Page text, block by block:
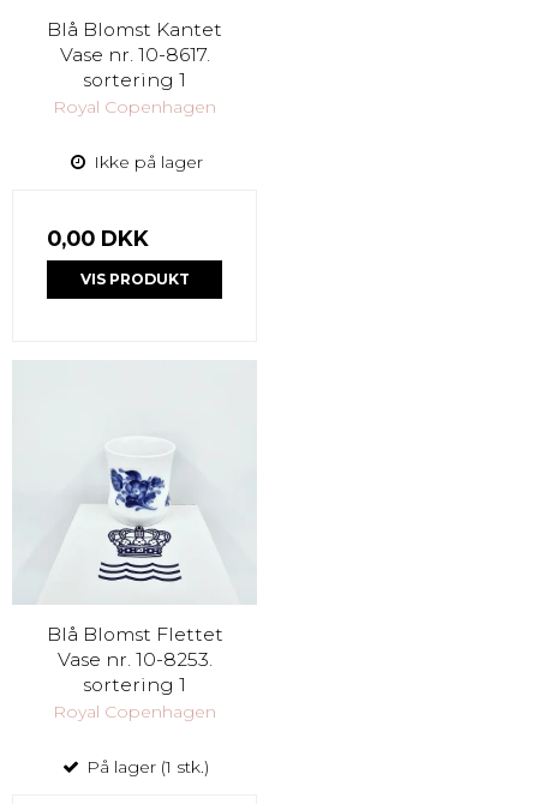
Blå Blomst Kantet
Vase nr. 10-8617.
sortering 1
Royal Copenhagen
Ikke på lager
0,00 DKK
VIS PRODUKT
Blå Blomst Flettet
Vase nr. 10-8253.
sortering 1
Royal Copenhagen
På lager (1 stk.)